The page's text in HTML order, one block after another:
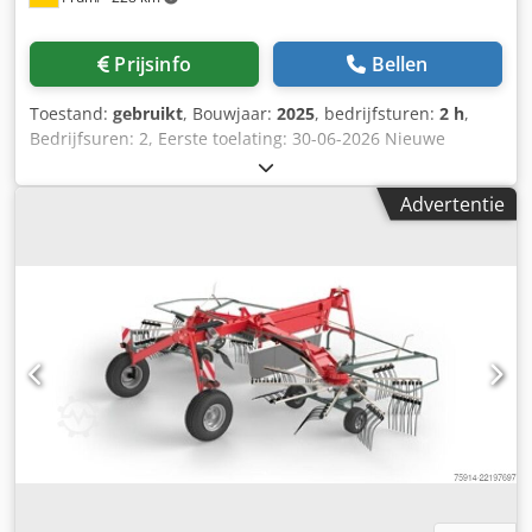
Prijsinfo Bellen
Toestand: gebruikt, Bouwjaar: 2025, bedrijfsturen: 2 h,
Bedrijfsuren: 2, Eerste toelating: 30-06-2026 Nieuwe
tractor met dagregistratie door dealer vóór overdracht.
Standaarduitrusting / Technische gegevens Motor
Nominaal vermogen (ISO): 82 / 110 kW/pk bij 2200 tpm
/ AP 44MBTN-D5 Emissiearme motor, 4-cilinder / 4,4L, 4V,
STAGE 5 Geregelde turbo, SCR-katalysator DOC -
dieseloxidatiekatalysator SC roetfilter Eendelige,
opklapbare motorkap Uitlaat rechtsvoor aan de cabine
Brandstoftank: 198 liter / AdBlue: 18 liter Transmissie /
Aftakas 16/16 Dyna-4, SpeedMatching, 40 km/u
PowerControl-bediening links met omkeerinrichting onder
Advertentie